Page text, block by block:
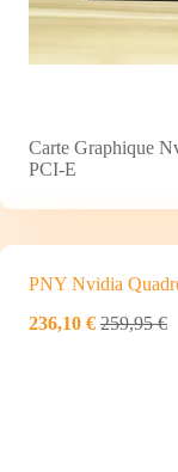
Carte Graphique
PCI-E
PNY Nvidia
236,10 € 259,95 €